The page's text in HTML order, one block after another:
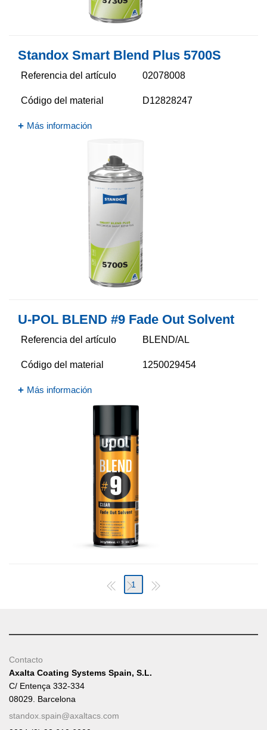
Standox Smart Blend Plus 5700​S
Referencia del artículo 02078008
Código del material D12828247
Más información
U-POL BLEND #9 Fade Out Solvent
Referencia del artículo BLEND/AL
Código del material 1250029454
Más información
1
Contacto
Axalta Coating Systems Spain, S.L.
C/ Entença 332-334
08029. Barcelona
standox.spain@axaltacs.com